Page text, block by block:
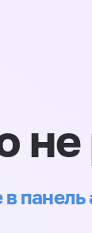
не
в